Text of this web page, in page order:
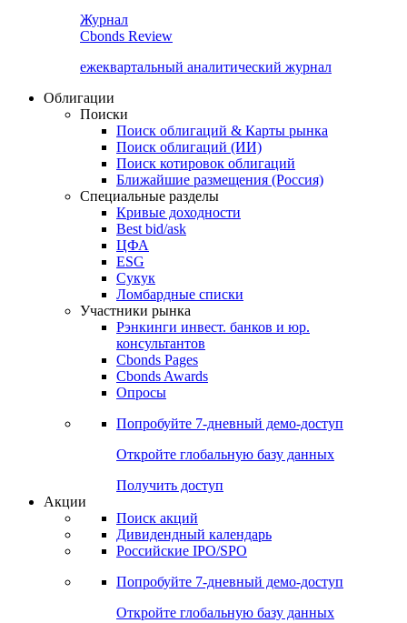
Cbonds Review
ежеквартальный аналитический журнал
Облигации
Поиски
Поиск облигаций & Карты рынка
Поиск облигаций (ИИ)
Поиск котировок облигаций
Ближайшие размещения (Россия)
Специальные разделы
Кривые доходности
Best bid/ask
ЦФА
ESG
Сукук
Ломбардные списки
Участники рынка
Рэнкинги инвест. банков и юр.
Cbonds Pages
Опросы
Попробуйте7-дневный
Откройте глобальную базу данных
Получить доступ
Поиск акций
Российские IPO/SPO